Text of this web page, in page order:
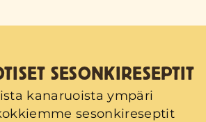
SESONKIRESEPTIT
kanaruoista ympäri
sesonkireseptit